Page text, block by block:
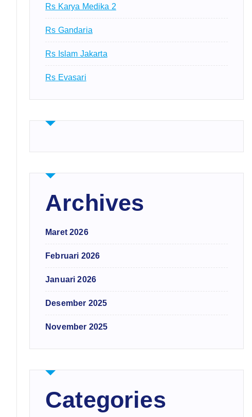
Rs Karya Medika 2
Rs Gandaria
Rs Islam Jakarta
Rs Evasari
Archives
Maret 2026
Februari 2026
Januari 2026
Desember 2025
November 2025
Categories